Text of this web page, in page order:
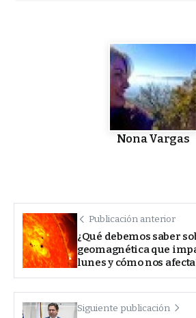
Nona Vargas
Publicación anterior
¿Qué debemos saber
geomagnética que
lunes y cómo nos
Siguiente publicación